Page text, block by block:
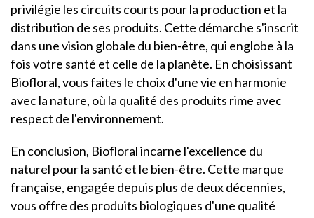
privilégie les circuits courts pour la production et la
distribution de ses produits. Cette démarche s'inscrit
dans une vision globale du bien-être, qui englobe à la
fois votre santé et celle de la planète. En choisissant
Biofloral, vous faites le choix d'une vie en harmonie
avec la nature, où la qualité des produits rime avec
respect de l'environnement.
En conclusion, Biofloral incarne l'excellence du
naturel pour la santé et le bien-être. Cette marque
française, engagée depuis plus de deux décennies,
vous offre des produits biologiques d'une qualité